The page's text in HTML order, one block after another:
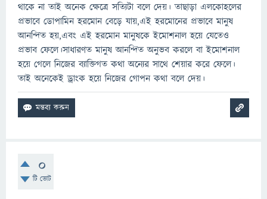
থাকে না তাই অনেক ক্ষেত্রে সত্যিটা বলে দেয়। তাছাড়া এলকোহলের
প্রভাবে ডোপামিন হরমোন বেড়ে যায়,এই হরমোনের প্রভাবে মানুষ
আনন্দিত হয়,এবং এই হরমোন মানুষকে ইমোশনাল হয়ে যেতেও
প্রভাব ফেলে।সাধারণত মানুষ আনন্দিত অনুভব করলে বা ইমোশনাল
হয়ে গেলে নিজের ব্যাক্তিগত কথা অন্যের সাথে শেয়ার করে ফেলে।
তাই অনেকেই ড্রাংক হয়ে নিজের গোপন কথা বলে দেয়।
0
টি ভোট